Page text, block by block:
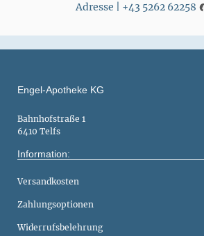
Adresse | +43 5262 62258
Engel-Apotheke KG
Bahnhofstraße 1
6410 Telfs
Information:
Versandkosten
Zahlungsoptionen
Widerrufsbelehrung